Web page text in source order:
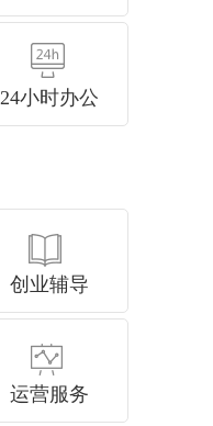
24小时办公
创业辅导
运营服务